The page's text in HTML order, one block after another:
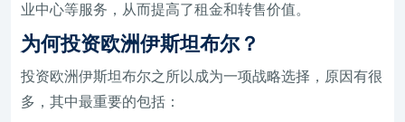
业中心等服务，从而提高了租金和转售价值。
为何投资欧洲伊斯坦布尔？
投资欧洲伊斯坦布尔之所以成为一项战略选择，原因有很
多，其中最重要的包括：